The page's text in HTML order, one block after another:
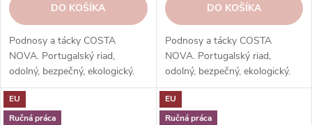
DO KOŠÍKA
Podnosy a tácky COSTA
NOVA. Portugalský riad,
odolný, bezpečný, ekologický.
Na servírovanie jedál, nápojov,
dezertov.
DO KOŠÍKA
Podnosy a tácky COSTA
NOVA. Portugalský riad,
odolný, bezpečný, ekologický.
Na servírovanie jedál, nápojov,
dezertov.
EU
Ručná práca
EU
Ručná práca